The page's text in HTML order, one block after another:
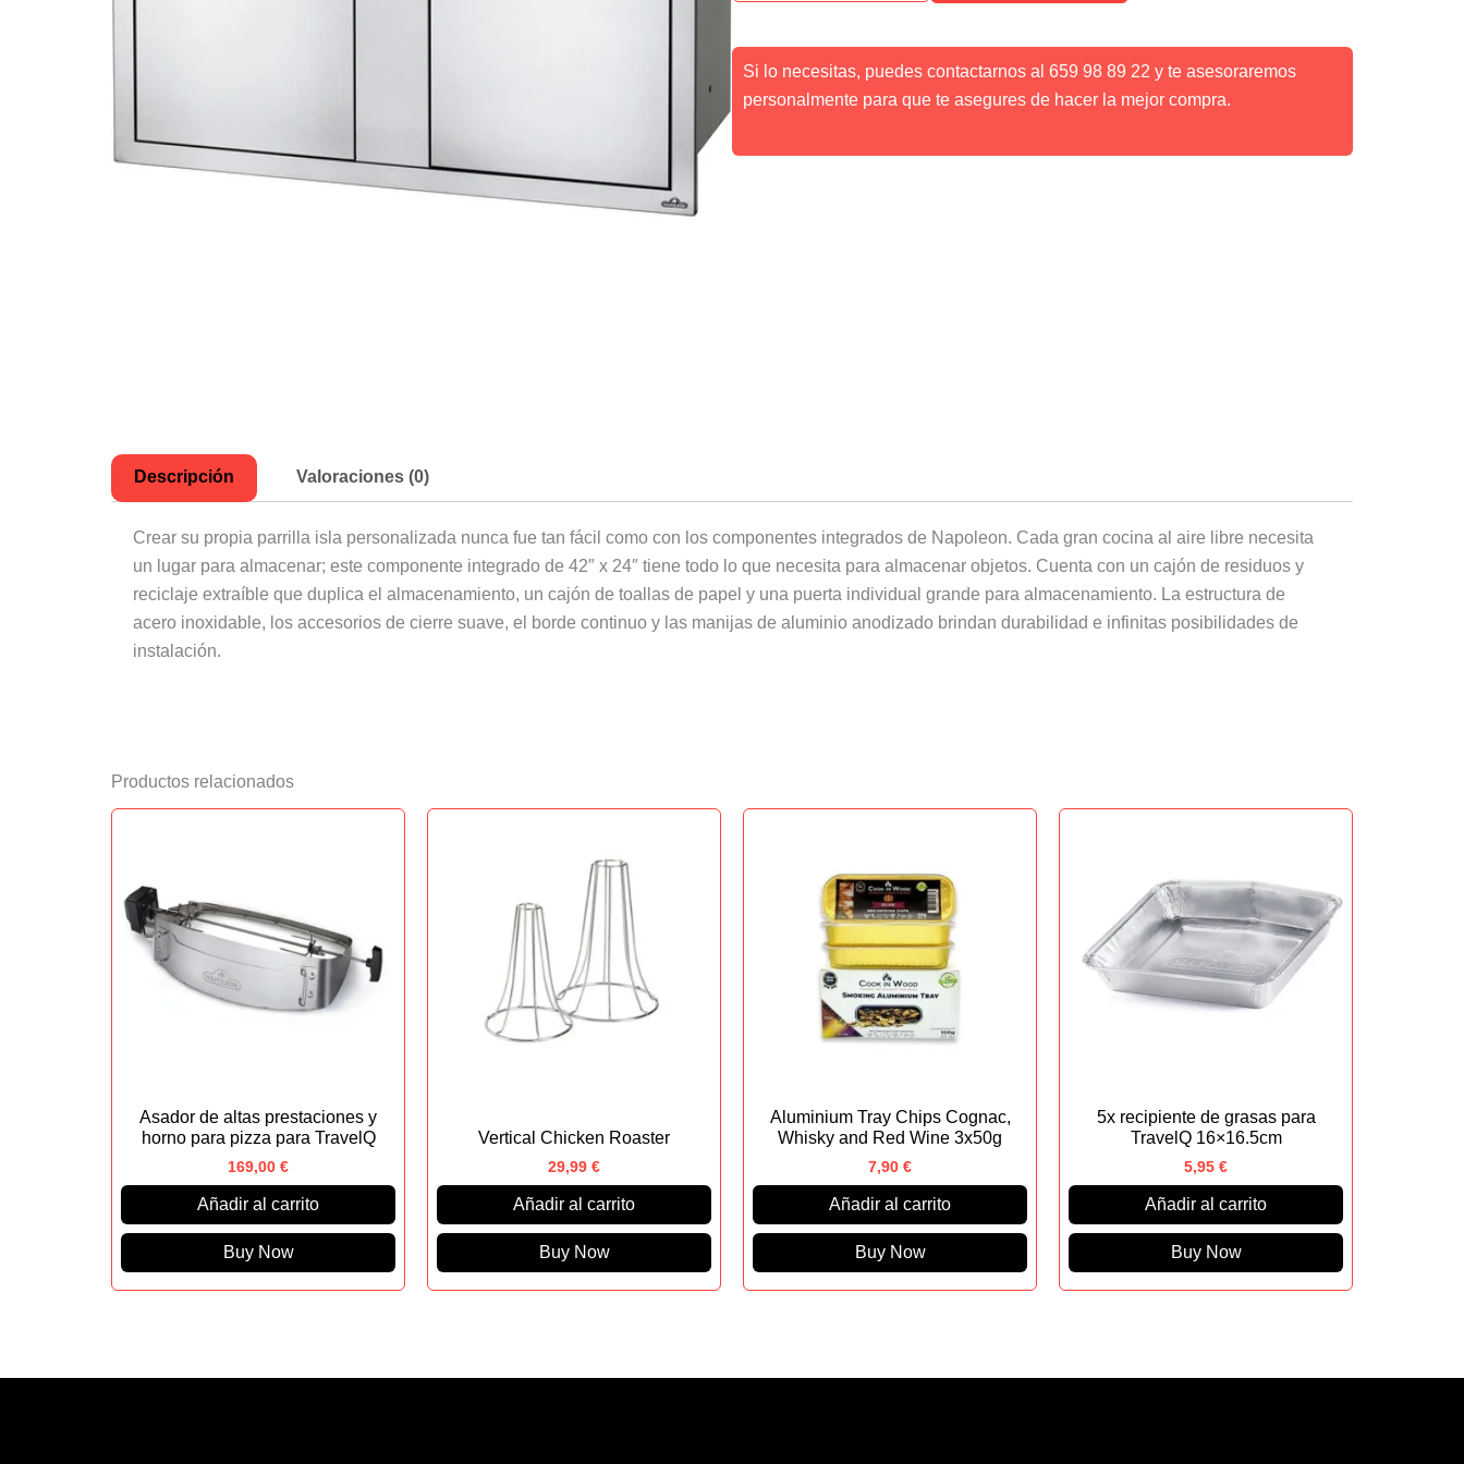
Si lo necesitas, puedes contactarnos al 659 98 89 22 y te asesoraremos
personalmente para que te asegures de hacer la mejor compra.
Descripción Valoraciones (0)
Crear su propia parrilla isla personalizada nunca fue tan fácil como con los componentes integrados de Napoleon. Cada gran cocina al aire libre necesita
un lugar para almacenar; este componente integrado de 42″ x 24″ tiene todo lo que necesita para almacenar objetos. Cuenta con un cajón de residuos y
reciclaje extraíble que duplica el almacenamiento, un cajón de toallas de papel y una puerta individual grande para almacenamiento. La estructura de
acero inoxidable, los accesorios de cierre suave, el borde continuo y las manijas de aluminio anodizado brindan durabilidad e infinitas posibilidades de
instalación.
Productos relacionados
Asador de altas prestaciones y
horno para pizza para TravelQ
169,00 €
Añadir al carrito
Buy Now
Vertical Chicken Roaster
29,99 €
Añadir al carrito
Buy Now
Aluminium Tray Chips Cognac,
Whisky and Red Wine 3x50g
7,90 €
Añadir al carrito
Buy Now
5x recipiente de grasas para
TravelQ 16×16.5cm
5,95 €
Añadir al carrito
Buy Now